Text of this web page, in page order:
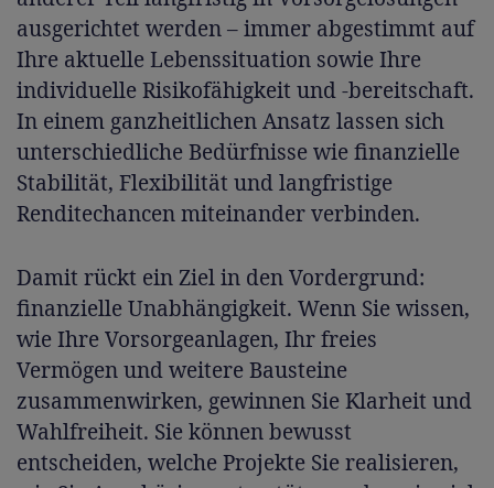
ausgerichtet werden – immer abgestimmt auf
Ihre aktuelle Lebenssituation sowie Ihre
individuelle Risikofähigkeit und -bereitschaft.
In einem ganzheitlichen Ansatz lassen sich
unterschiedliche Bedürfnisse wie finanzielle
Stabilität, Flexibilität und langfristige
Renditechancen miteinander verbinden.
Damit rückt ein Ziel in den Vordergrund:
finanzielle Unabhängigkeit. Wenn Sie wissen,
wie Ihre Vorsorgeanlagen, Ihr freies
Vermögen und weitere Bausteine
zusammenwirken, gewinnen Sie Klarheit und
Wahlfreiheit. Sie können bewusst
entscheiden, welche Projekte Sie realisieren,